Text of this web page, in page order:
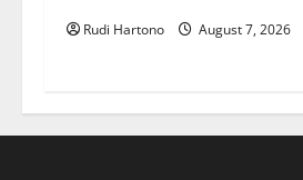
i
n
Rudi Hartono August 7, 2026